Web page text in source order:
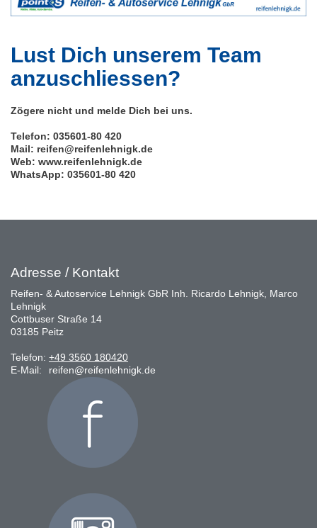
Lust Dich unserem Team
anzuschliessen?
Zögere nicht und melde Dich bei uns.
Telefon: 035601-80 420
Mail: reifen@reifenlehnigk.de
Web: www.reifenlehnigk.de
WhatsApp: 035601-80 420
Adresse / Kontakt
Reifen- & Autoservice Lehnigk GbR Inh. Ricardo Lehnigk, Marco
Lehnigk
Cottbuser Straße 14
03185 Peitz
Telefon: +49 3560 180420
E-Mail:
reifen@reifenlehnigk.de